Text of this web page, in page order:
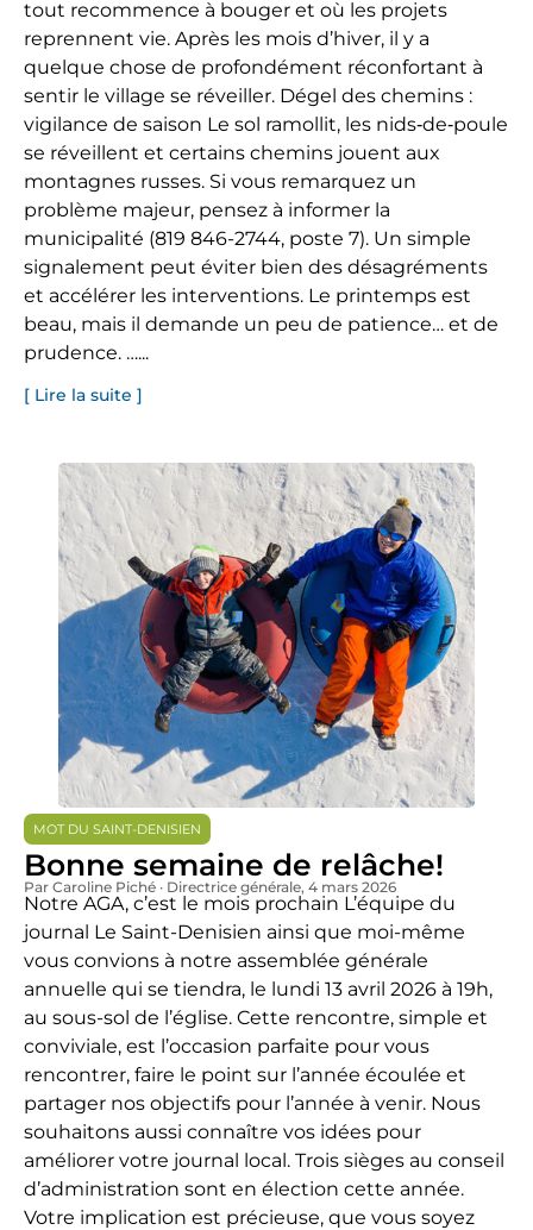
tout recommence à bouger et où les projets
reprennent vie. Après les mois d’hiver, il y a
quelque chose de profondément réconfortant à
sentir le village se réveiller. Dégel des chemins :
vigilance de saison Le sol ramollit, les nids‑de‑poule
se réveillent et certains chemins jouent aux
montagnes russes. Si vous remarquez un
problème majeur, pensez à informer la
municipalité (819 846-2744, poste 7). Un simple
signalement peut éviter bien des désagréments
et accélérer les interventions. Le printemps est
beau, mais il demande un peu de patience… et de
prudence. …...
[ Lire la suite ]
MOT DU SAINT-DENISIEN
Bonne semaine de relâche!
Par Caroline Piché · Directrice générale, 4 mars 2026
Notre AGA, c’est le mois prochain L’équipe du
journal Le Saint-Denisien ainsi que moi-même
vous convions à notre assemblée générale
annuelle qui se tiendra, le lundi 13 avril 2026 à 19h,
au sous-sol de l’église. Cette rencontre, simple et
conviviale, est l’occasion parfaite pour vous
rencontrer, faire le point sur l’année écoulée et
partager nos objectifs pour l’année à venir. Nous
souhaitons aussi connaître vos idées pour
améliorer votre journal local. Trois sièges au conseil
d’administration sont en élection cette année.
Votre implication est précieuse, que vous soyez